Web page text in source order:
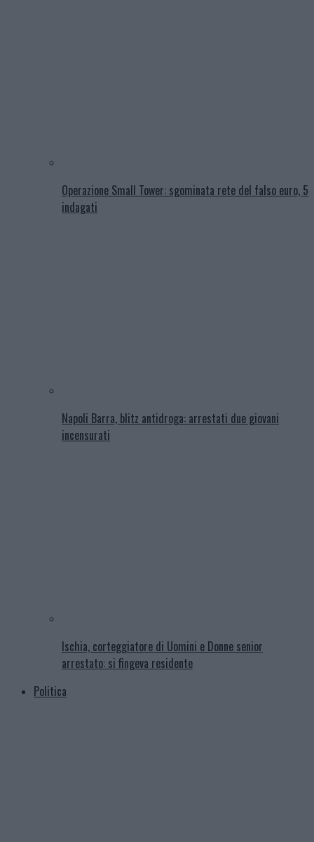
Operazione Small Tower: sgominata rete del falso euro, 5
indagati
Napoli Barra, blitz antidroga: arrestati due giovani
incensurati
Ischia, corteggiatore di Uomini e Donne senior
arrestato: si fingeva residente
Politica